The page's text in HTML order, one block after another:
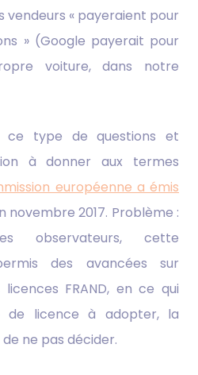
vendeurs « payeraient pour
» (Google payerait pour
voiture, dans notre
ce type de questions et
à donner aux termes
européenne a émis
novembre 2017. Problème :
observateurs, cette
des avancées sur
FRAND, en ce qui
de licence à adopter, la
ne pas décider.